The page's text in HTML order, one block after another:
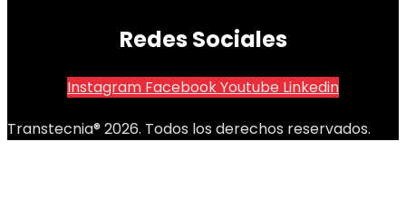
Redes Sociales
Instagram FacebookYoutube Linkedin
Transtecnia® 2026. Todos los derechos reservados.